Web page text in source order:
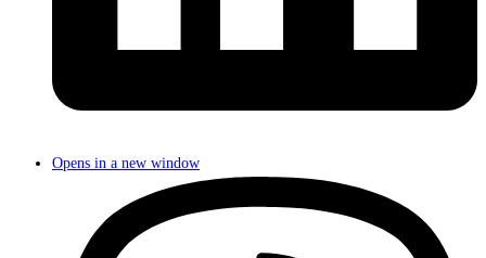
Opens in a new window